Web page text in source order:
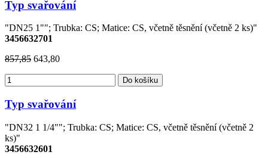
Typ svařování
"DN25 1""; Trubka: CS; Matice: CS, včetně těsnění (včetně 2 ks)"
3456632701
857,85 643,80
Do košíku
Typ svařování
"DN32 1 1/4""; Trubka: CS; Matice: CS, včetně těsnění (včetně 2
ks)"
3456632601